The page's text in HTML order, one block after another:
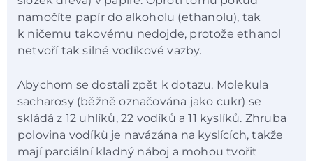
namočíte papír do alkoholu (ethanolu), tak
k ničemu takovému nedojde, protože ethanol
netvoří tak silné vodíkové vazby.
Abychom se dostali zpět k dotazu. Molekula
sacharosy (běžně označována jako cukr) se
skládá z 12 uhlíků, 22 vodíků a 11 kyslíků. Zhruba
polovina vodíků je navázána na kyslících, takže
mají parciální kladný náboj a mohou tvořit